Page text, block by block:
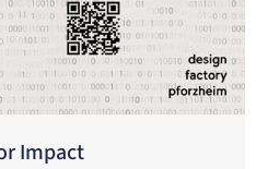
Impact